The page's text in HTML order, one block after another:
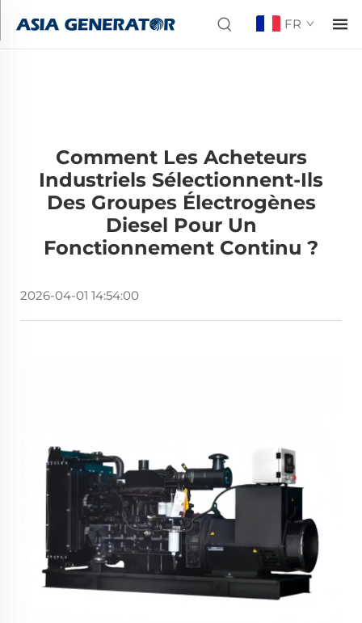
FR
Comment Les Acheteurs
Industriels Sélectionnent-Ils
Des Groupes Électrogènes
Diesel Pour Un
Fonctionnement Continu ?
2026-04-01 14:54:00